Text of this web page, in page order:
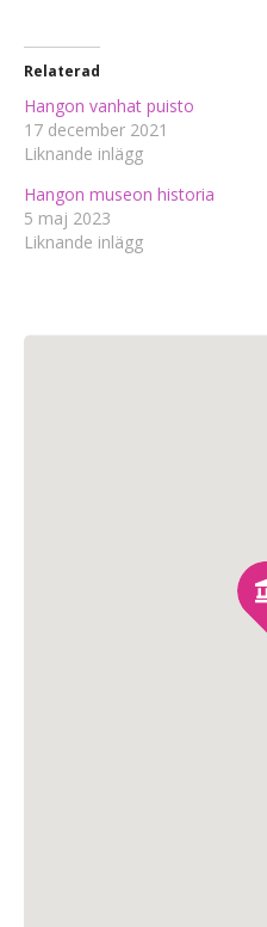
Relaterad
Hangon vanhat puisto
17 december 2021
Liknande inlägg
Hangon museon historia
5 maj 2023
Liknande inlägg